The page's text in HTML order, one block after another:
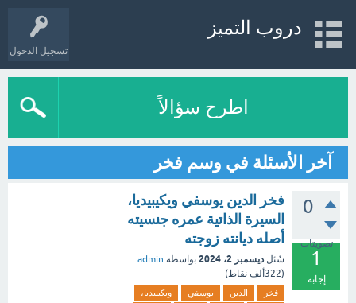
تسجيل الدخول
دروب التميز
اطرح سؤالاً
آخر الأسئلة في وسم فخر
0
تصويتات
1
إجابة
فخر الدين يوسفي ويكيبيديا،
السيرة الذاتية عمره جنسيته
أصله ديانته زوجته
سُئل ديسمبر 2، 2024 بواسطة admin
(322ألف نقاط)
فخر الدين يوسفي
ويكيبيديا،